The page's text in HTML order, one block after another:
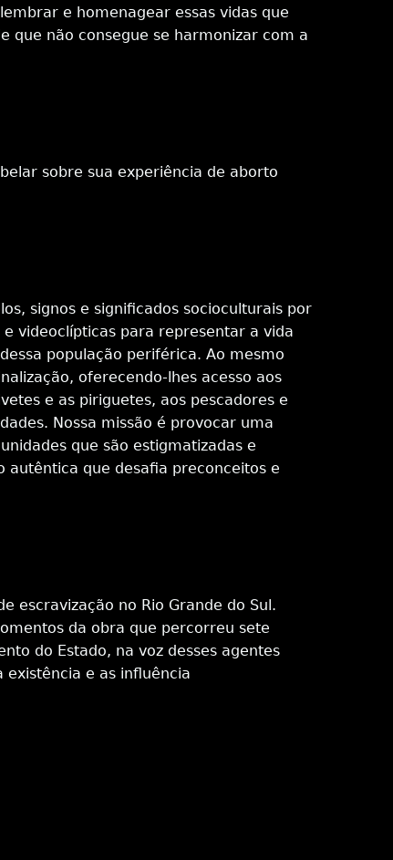
e homenagear essas vidas que
que não consegue se harmonizar com a
sobre sua experiência de aborto
signos e significados socioculturais por
videoclípticas para representar a vida
população periférica. Ao mesmo
oferecendo-lhes acesso aos
e as piriguetes, aos pescadores e
Nossa missão é provocar uma
que são estigmatizadas e
autêntica que desafia preconceitos e
escravização no Rio Grande do Sul.
da obra que percorreu sete
do Estado, na voz desses agentes
e as influência